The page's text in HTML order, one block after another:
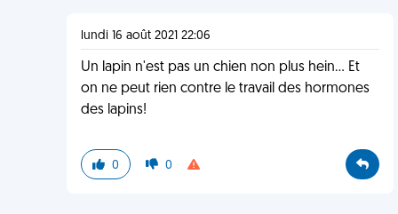
lundi 16 août 2021 22:06
Un lapin n'est pas un chien non plus hein... Et
on ne peut rien contre le travail des hormones
des lapins!
0 0